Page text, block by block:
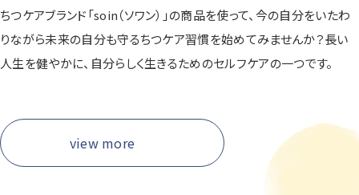
ちつケアブランド「soin（ソワン）」の商品を使って、今の自分をいたわ
りながら未来の自分も守るちつケア習慣を始めてみませんか？長い
人生を健やかに、自分らしく生きるためのセルフケアの一つです。
view more